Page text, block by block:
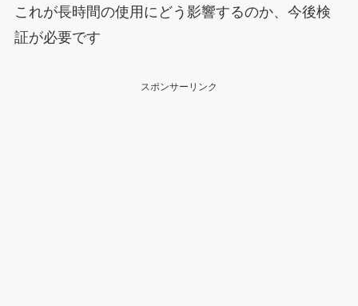
これが長時間の使用にどう影響するのか、今後検
証が必要です
スポンサーリンク